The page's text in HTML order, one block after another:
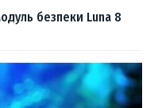
безпеки Luna 8